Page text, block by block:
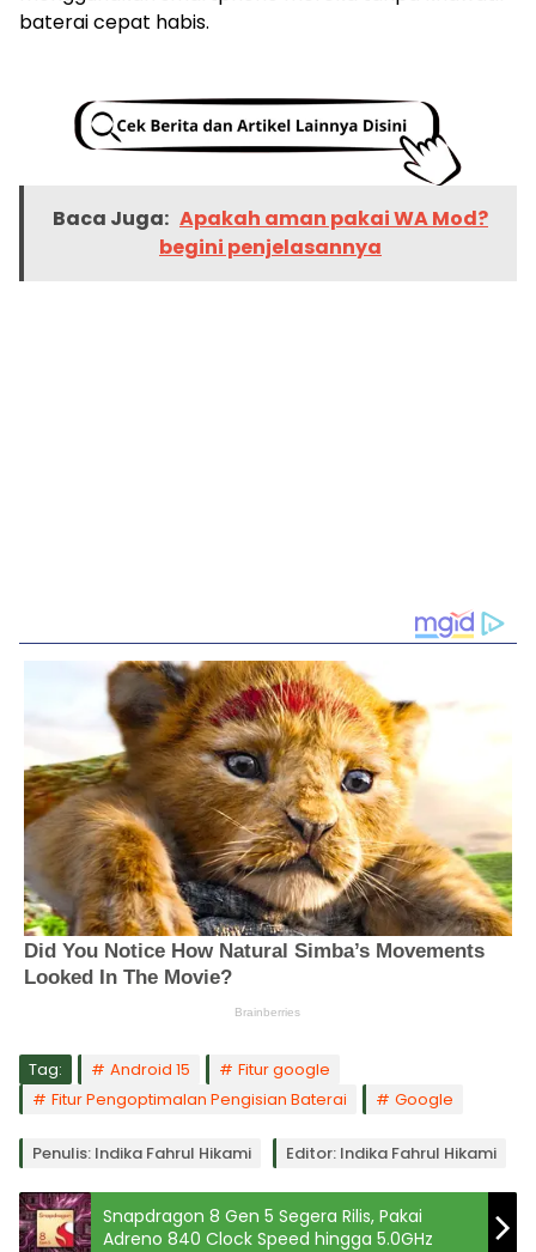
baterai cepat habis.
Baca Juga: Apakah aman pakai WA Mod?
begini penjelasannya
Tag: Android 15
Fitur google
Fitur Pengoptimalan Pengisian Baterai
Google
Penulis: Indika Fahrul Hikami Editor: Indika Fahrul Hikami
Snapdragon 8 Gen 5 Segera Rilis, Pakai
Adreno 840 Clock Speed hingga 5.0GHz